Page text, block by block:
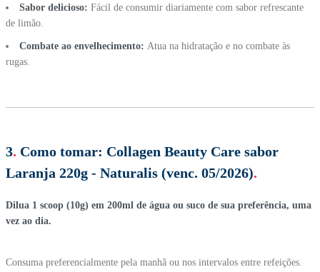
Sabor delicioso: Fácil de consumir diariamente com sabor refrescante
de limão.
Combate ao envelhecimento: Atua na hidratação e no combate às
rugas.
3. Como tomar: Collagen Beauty Care sabor
Laranja 220g - Naturalis (venc. 05/2026).
Dilua 1 scoop (10g) em 200ml de água ou suco de sua preferência, uma
vez ao dia.
Consuma preferencialmente pela manhã ou nos intervalos entre refeições.